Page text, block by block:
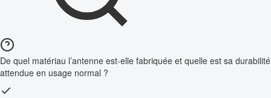
De quel matériau l’antenne est-elle fabriquée et quelle est sa durabilité
attendue en usage normal ?